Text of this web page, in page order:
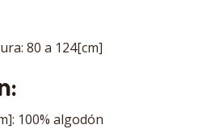
80 a 124[cm]
100% algodón